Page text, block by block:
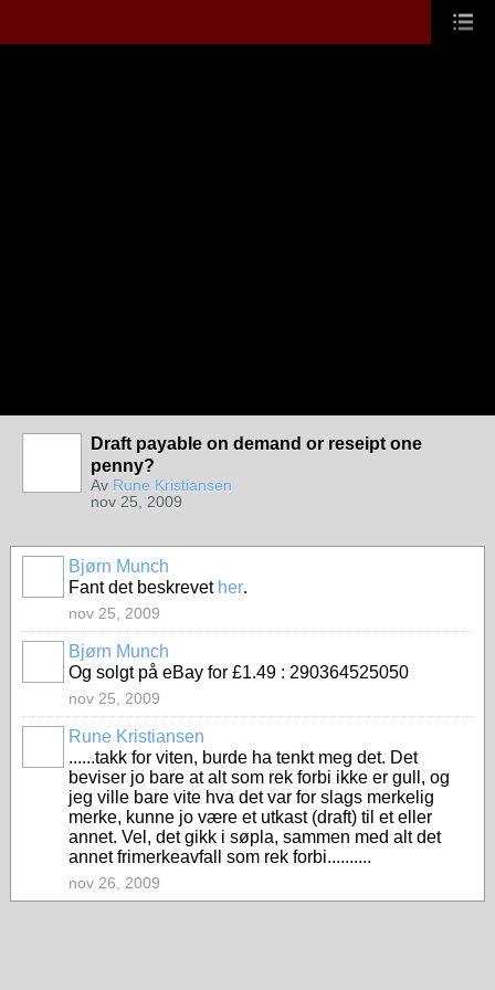
Draft payable on demand or reseipt one
penny?
Av Rune Kristiansen
nov 25, 2009
Bjørn Munch
Fant det beskrevet her.
nov 25, 2009
Bjørn Munch
Og solgt på eBay for £1.49 : 290364525050
nov 25, 2009
Rune Kristiansen
......takk for viten, burde ha tenkt meg det. Det
beviser jo bare at alt som rek forbi ikke er gull, og
jeg ville bare vite hva det var for slags merkelig
merke, kunne jo være et utkast (draft) til et eller
annet. Vel, det gikk i søpla, sammen med alt det
annet frimerkeavfall som rek forbi..........
nov 26, 2009